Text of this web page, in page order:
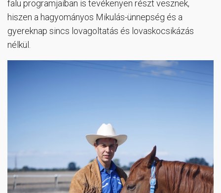
falu programjaiban is tevékenyen részt vesznek,
hiszen a hagyományos Mikulás-ünnepség és a
gyereknap sincs lovagoltatás és lovaskocsikázás
nélkül.